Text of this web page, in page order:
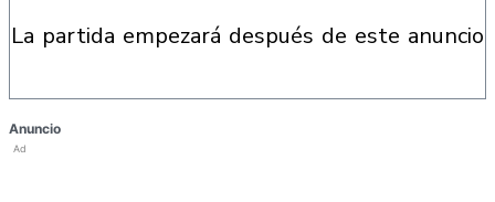
la partida empezará después de este anuncio
Anuncio
Ad